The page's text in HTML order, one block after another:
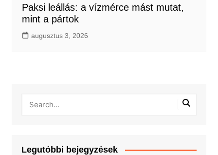
Paksi leállás: a vízmérce mást mutat,
mint a pártok
augusztus 3, 2026
Legutóbbi bejegyzések